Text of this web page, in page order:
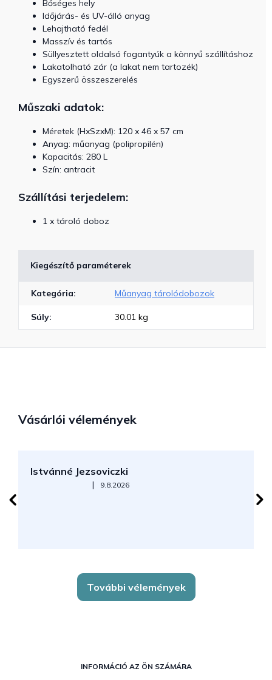
Bőséges hely
Időjárás- és UV-álló anyag
Lehajtható fedél
Masszív és tartós
Süllyesztett oldalsó fogantyúk a könnyű szállításhoz
Lakatolható zár (a lakat nem tartozék)
Egyszerű összeszerelés
Műszaki adatok:
Méretek (HxSzxM): 120 x 46 x 57 cm
Anyag: műanyag (polipropilén)
Kapacitás: 280 L
Szín: antracit
Szállítási terjedelem:
1 x tároló doboz
Kiegészítő paraméterek
Kategória: Műanyag tárolódobozok
Súly: 30.01 kg
Vásárlói vélemények
Istvánné Jezsoviczki
Az áruház értékelése 5-ből 5 csillag.
| 9.8.2026
További vélemények
INFORMÁCIÓ AZ ÖN SZÁMÁRA